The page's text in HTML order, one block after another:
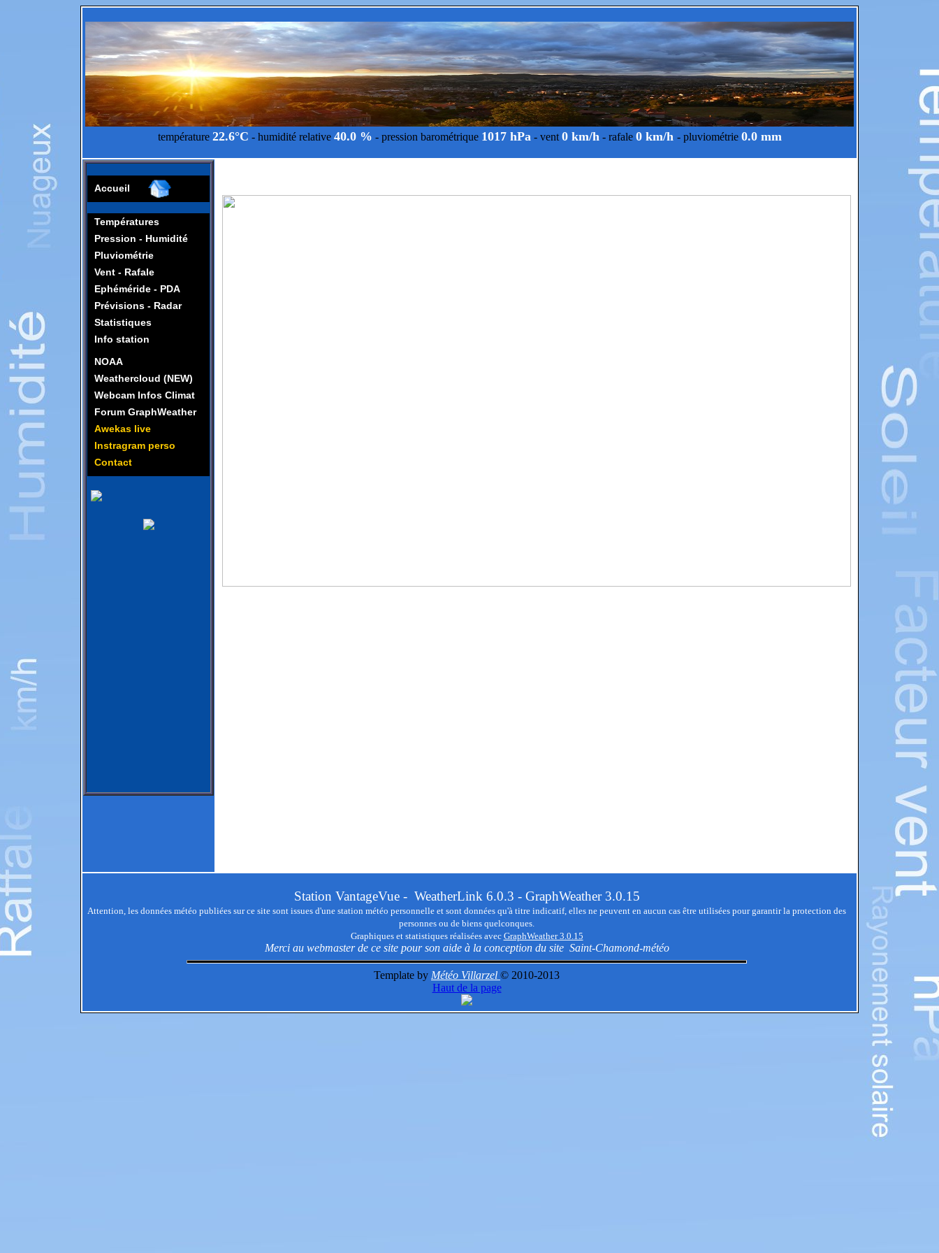
température 22.6°C - humidité relative 40.0 % - pression barométrique 1017 hPa - vent 0 km/h - rafale 0 km/h - pluviométrie 0.0 mm
Accueil
Températures
Pression - Humidité
Pluviométrie
Vent - Rafale
Ephéméride - PDA
Prévisions - Radar
Statistiques
Info station
NOAA
Weathercloud (NEW)
Webcam Infos Climat
Forum GraphWeather
Awekas live
Instragram perso
Contact
Station VantageVue - WeatherLink 6.0.3 - GraphWeather 3.0.15
Attention, les données météo publiées sur ce site sont issues d'une station météo personnelle et sont données qu'à titre indicatif, elles ne peuvent en aucun cas être utilisées pour garantir la protection des
personnes ou de biens quelconques.
Graphiques et statistiques réalisées avec GraphWeather 3.0.15
Merci au webmaster de ce site pour son aide à la conception du site Saint-Chamond-météo
Template by Météo Villarzel © 2010-2013
Haut de la page